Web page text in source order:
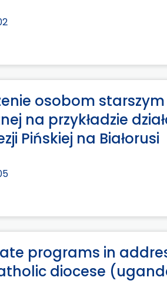
osobom
na przykładzie
Pińskiej na Białorusi
programs in
diocese